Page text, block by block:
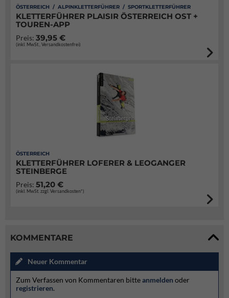
ÖSTERREICH / ALPINKLETTERFÜHRER / SPORTKLETTERFÜHRER
KLETTERFÜHRER PLAISIR ÖSTERREICH OST +
TOUREN-APP
Preis: 39,95 €
(inkl. MwSt., Versandkostenfrei)
ÖSTERREICH
KLETTERFÜHRER LOFERER & LEOGANGER
STEINBERGE
Preis: 51,20 €
(inkl. MwSt. zzgl. Versandkosten*)
KOMMENTARE
Neuer Kommentar
Zum Verfassen von Kommentaren bitteanmelden oder
registrieren.